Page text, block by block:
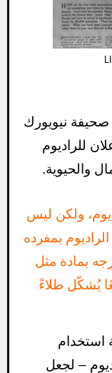
صحيفة نيويورك
الإعلان للراديوم
والحيوية.
ولكن ليس
بمفرده
بمادة مثل
يُشكّل طلاءً
استخدام
– لجعل